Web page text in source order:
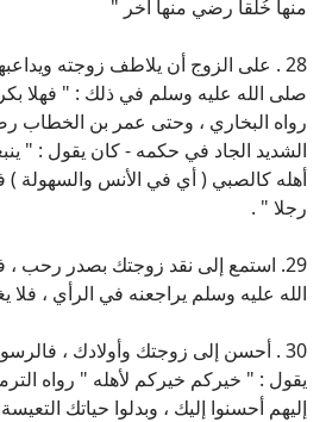
منها خُلُقاً رضي منها آخر "
28 . على الزوج أن يلاطف زوجته
صلى الله عليه وسلم في ذلك : " فهلا
رواه البخاري ، وحتى عمر بن الخطاب
الشديد الجاد في حكمه - كان يقول : "
أهله كالصبي ( أي في الأنس والسهولة
رجلا " .
29. استمع إلى نقد زوجتك بصدر رحب
الله عليه وسلم يراجعنه في الرأي ،
30 . أحسن إلى زوجتك وأولادك ،
يقول : " خيركم خيركم لأهله " رواه
إليهم أحسنوا إليك ، وبدلوا حياتك